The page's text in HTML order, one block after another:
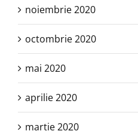
noiembrie 2020
octombrie 2020
mai 2020
aprilie 2020
martie 2020